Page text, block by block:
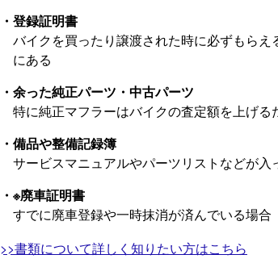
・登録証明書
バイクを買ったり譲渡された時に必ずもら
にある
・余った純正パーツ・中古パーツ
特に純正マフラーはバイクの査定額を上げる
・備品や整備記録簿
サービスマニュアルやパーツリストなどが入
・※廃車証明書
すでに廃車登録や一時抹消が済んでいる場合
>>書類について詳しく知りたい方はこちら